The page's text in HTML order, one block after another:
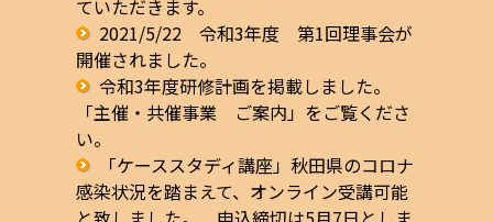
ていただきます。
2021/5/22 令和3年度 第1回理事会が
開催されました。
令和3年度研修計画を掲載しました。
「主催・共催事業 ご案内」をご覧くださ
い。
「ケーススタディ講座」秋田県のコロナ
感染状況を踏まえて、オンライン受講可能